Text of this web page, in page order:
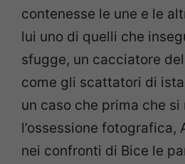
contenesse le une e le
lui uno di quelli che
sfugge, un cacciatore
come gli scattatori di
un caso che prima che
l’ossessione fotografica,
nei confronti di Bice le